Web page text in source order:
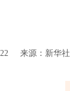
来源：新华社